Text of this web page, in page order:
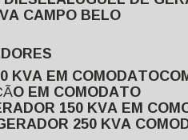
CAMPO BELO
KVA EM COMODATO
EM COMODATO
150 KVA EM
250 KVA